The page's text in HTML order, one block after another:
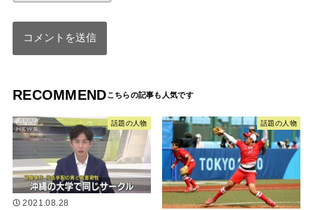
RECOMMEND
話題の人物
2021.08.28
話題の人物